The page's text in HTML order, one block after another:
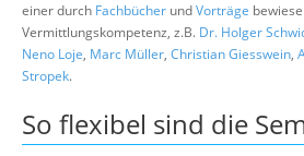
einer durch Fachbücher undVorträge
Vermittlungskompetenz, z.B. Dr. Holger
Neno Loje, Marc Müller, Christian Giesswein,
Stropek.
So flexibel sind die